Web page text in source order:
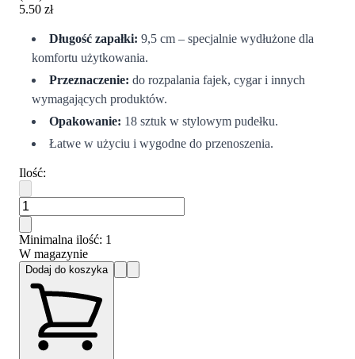
5.50 zł
Długość zapałki: 9,5 cm – specjalnie wydłużone dla
komfortu użytkowania.
Przeznaczenie: do rozpalania fajek, cygar i innych
wymagających produktów.
Opakowanie: 18 sztuk w stylowym pudełku.
Łatwe w użyciu i wygodne do przenoszenia.
Ilość:
Minimalna ilość: 1
W magazynie
Dodaj do koszyka